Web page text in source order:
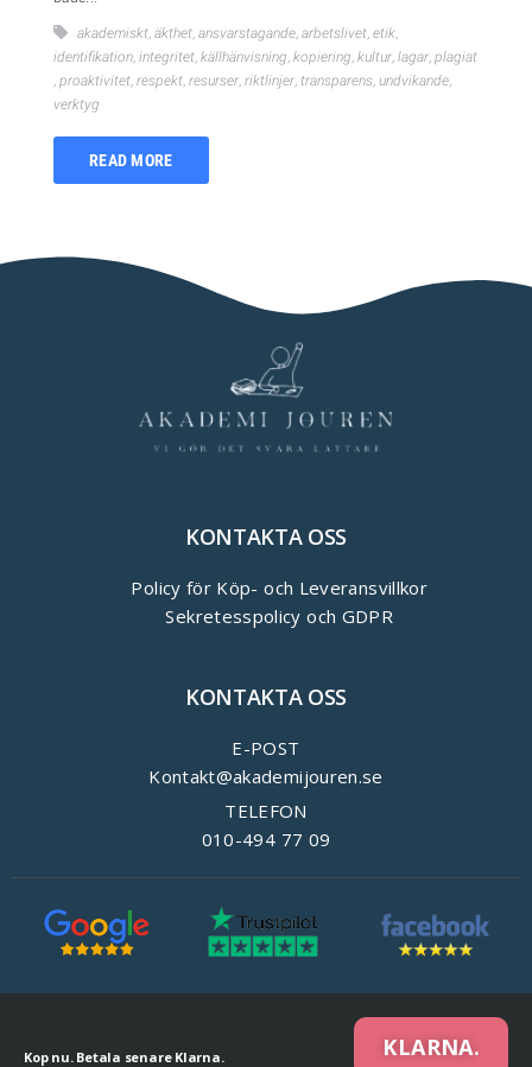
akademiskt, äkthet, ansvarstagande, arbetslivet, etik,
identifikation, integritet, källhänvisning, kopiering, kultur, lagar, plagiat
, proaktivitet, respekt, resurser, riktlinjer, transparens, undvikande,
verktyg
READ MORE
KONTAKTA OSS
Policy för Köp- och Leveransvillkor
Sekretesspolicy och GDPR
KONTAKTA OSS
E-POST
Kontakt@akademijouren.se
TELEFON
010-494 77 09
Kop nu. Betala senare Klarna. KLARNA.